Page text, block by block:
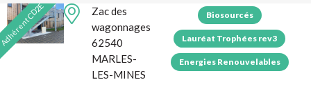
CD2E
Zac des
wagonnages
62540
MARLES-
LES-MINES
Biosourcés
Lauréat Trophées rev3
Energies Renouvelables